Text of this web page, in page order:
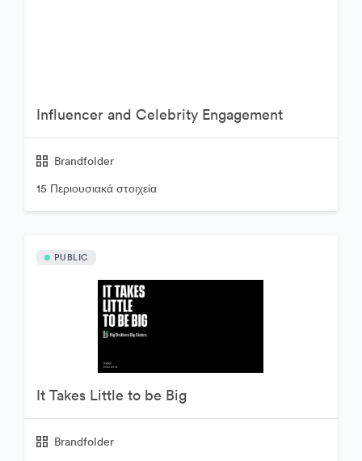
Influencer and Celebrity Engagement
Brandfolder
15 Περιουσιακά στοιχεία
PUBLIC
It Takes Little to be Big
Brandfolder